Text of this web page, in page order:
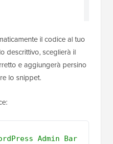
il codice al tuo
descrittivo, sceglierà il
e aggiungerà persino
lo snippet.
Admin Bar